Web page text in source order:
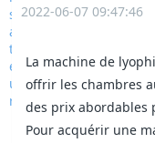
2022-06-07 09:47:46
La machine de
offrir les chambres
des prix abordables
Pour acquérir une